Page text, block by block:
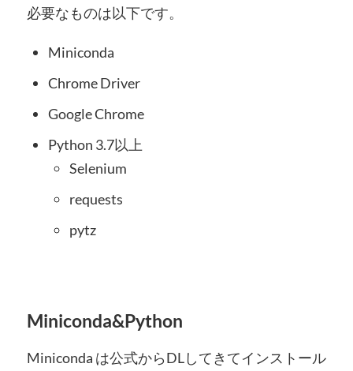
必要なものは以下です。
Miniconda
Chrome Driver
Google Chrome
Python 3.7以上
Selenium
requests
pytz
Miniconda&Python
Miniconda は公式からDLしてきてインストール